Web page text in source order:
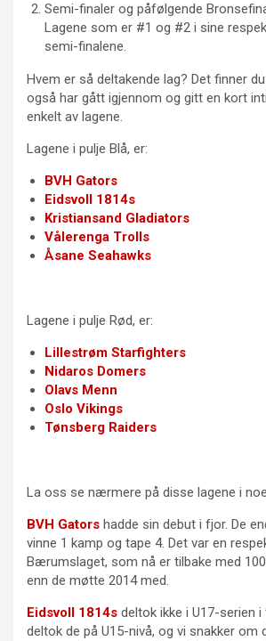
Semi-finaler og påfølgende
Lagene som er #1 og #2 i sine
semi-finalene.
Hvem er så deltakende lag? Det finner
også har gått igjennom og gitt en kort
enkelt av lagene.
Lagene i pulje Blå, er:
BVH Gators
Eidsvoll 1814s
Kristiansand Gladiators
Vålerenga Trolls
Åsane Seahawks
Lagene i pulje Rød, er:
Lillestrøm Starfighters
Nidaros Domers
Olavs Menn
Oslo Vikings
Tønsberg Raiders
La oss se nærmere på disse lagene i
BVH Gators hadde sin debut i fjor. De
vinne 1 kamp og tape 4. Det var en
Bærumslaget, som nå er tilbake med
enn de møtte 2014 med.
Eidsvoll 1814s deltok ikke i U17-serien
deltok de på U15-nivå, og vi snakker